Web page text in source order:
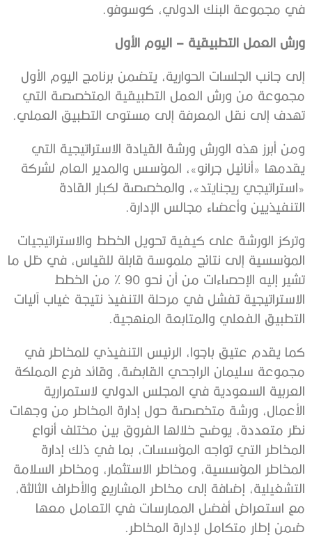
في مجموعة البنك الدولي، كوسوفو.
ورش العمل التطبيقية – اليوم الأول
إلى جانب الجلسات الحوارية، يتضمن برنامج اليوم الأول
مجموعة من ورش العمل التطبيقية المتخصصة التي
تهدف إلى نقل المعرفة إلى مستوى التطبيق العملي.
ومن أبرز هذه الورش ورشة القيادة الاستراتيجية التي
يقدمها «أنائيل جرانو»، المؤسس والمدير العام لشركة
«استراتيجي ريجنايتد»، والمخصصة لكبار القادة
التنفيذيين وأعضاء مجالس الإدارة.
وتركز الورشة على كيفية تحويل الخطط والاستراتيجيات
المؤسسية إلى نتائج ملموسة قابلة للقياس، في ظل ما
تشير إليه الإحصاءات من أن نحو 90 % من الخطط
الاستراتيجية تفشل في مرحلة التنفيذ نتيجة غياب آليات
التطبيق الفعلي والمتابعة المنهجية.
كما يقدم عتيق باجوا، الرئيس التنفيذي للمخاطر في
مجموعة سليمان الراجحي القابضة، وقائد فرع المملكة
العربية السعودية في المجلس الدولي لاستمرارية
الأعمال، ورشة متخصصة حول إدارة المخاطر من وجهات
نظر متعددة، يوضح خلالها الفروق بين مختلف أنواع
المخاطر التي تواجه المؤسسات، بما في ذلك إدارة
المخاطر المؤسسية، ومخاطر الاستثمار، ومخاطر السلامة
التشغيلية، إضافة إلى مخاطر المشاريع والأطراف الثالثة،
مع استعراض أفضل الممارسات في التعامل معها
ضمن إطار متكامل لإدارة المخاطر.